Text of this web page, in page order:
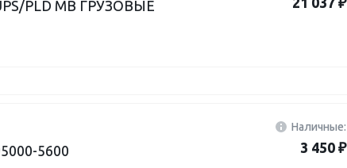
PLD MB ГРУЗОВЫЕ
5600
Наличные:
3 450 ₽